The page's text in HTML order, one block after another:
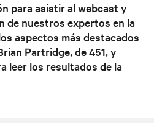
para asistir al webcast y
de nuestros expertos en la
aspectos más destacados
Partridge, de 451, y
leer los resultados de la